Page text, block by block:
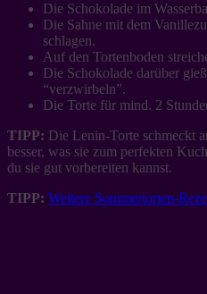
Die Schokolade im
Die Sahne mit dem
schlagen.
Auf den Tortenboden
Die Schokolade darüber
“verzwirbeln”.
Die Torte für mind. 2
TIPP: Die Lenin-Torte schmeckt
besser, was sie zum perfekten
du sie gut vorbereiten kannst.
TIPP: Weitere Sommertorten-